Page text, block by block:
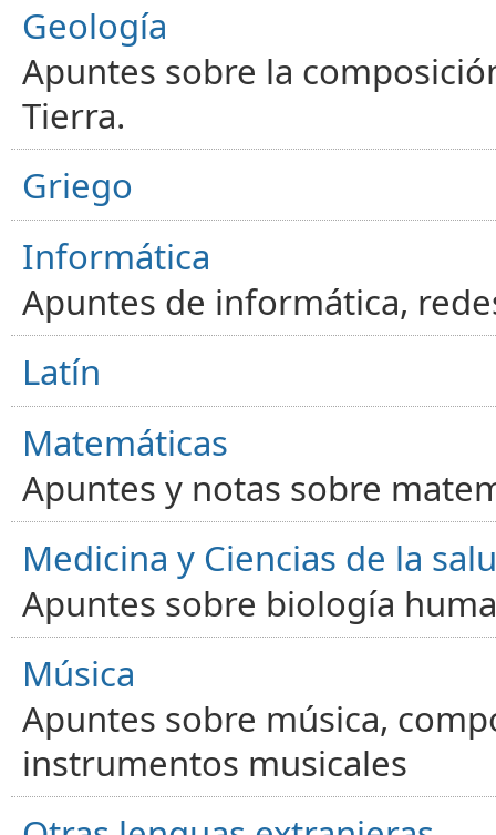
Geología
Apuntes sobre la
Tierra.
Griego
Informática
Apuntes de informática,
Latín
Matemáticas
Apuntes y notas sobre
Medicina y Ciencias de la
Apuntes sobre biología
Música
Apuntes sobre música,
instrumentos musicales